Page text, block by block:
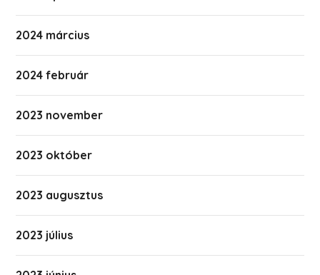
2024 március
2024 február
2023 november
2023 október
2023 augusztus
2023 július